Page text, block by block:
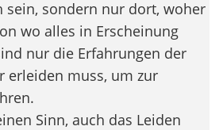
sein, sondern nur dort, woher
wo alles in Erscheinung
nur die Erfahrungen der
erleiden muss, um zur
Sinn, auch das Leiden